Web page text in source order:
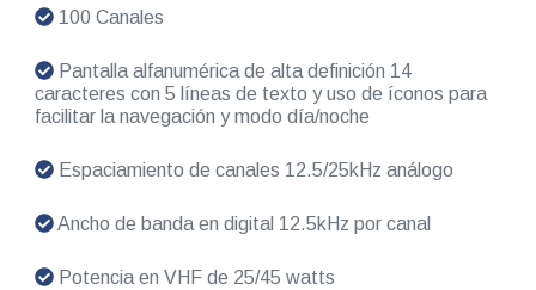
100 Canales
Pantalla alfanumérica de alta definición 14
caracteres con 5 líneas de texto y uso de íconos para
facilitar la navegación y modo día/noche
Espaciamiento de canales 12.5/25kHz análogo
Ancho de banda en digital 12.5kHz por canal
Potencia en VHF de 25/45 watts